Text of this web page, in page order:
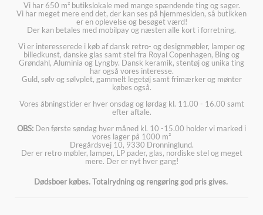
Vi har 650 m² butikslokale med mange spændende ting og sager.
Vi har meget mere end det, der kan ses på hjemmesiden, så butikken
er en oplevelse og besøget værd!
Der kan betales med mobilpay og næsten alle kort i forretning.
Vi er interesserede i køb af dansk retro- og designmøbler, lamper og
billedkunst, danske glas samt stel fra Royal Copenhagen, Bing og
Grøndahl, Aluminia og Lyngby. Dansk keramik, stentøj og unika ting
har også vores interesse.
Guld, sølv og sølvplet, gammelt legetøj samt frimærker og mønter
købes også.
Vores åbningstider er hver onsdag og lørdag kl. 11.00 - 16.00 samt
efter aftale.
OBS: Den første søndag hver måned kl. 10 -15.00 holder vi marked i
vores lager på 1000 m²
Dregårdsvej 10, 9330 Dronninglund.
Der er retro møbler, lamper, LP pader, glas, nordiske stel og meget
mere. Der er nyt hver gang!
Dødsboer købes. Totalrydning og rengøring god pris gives.